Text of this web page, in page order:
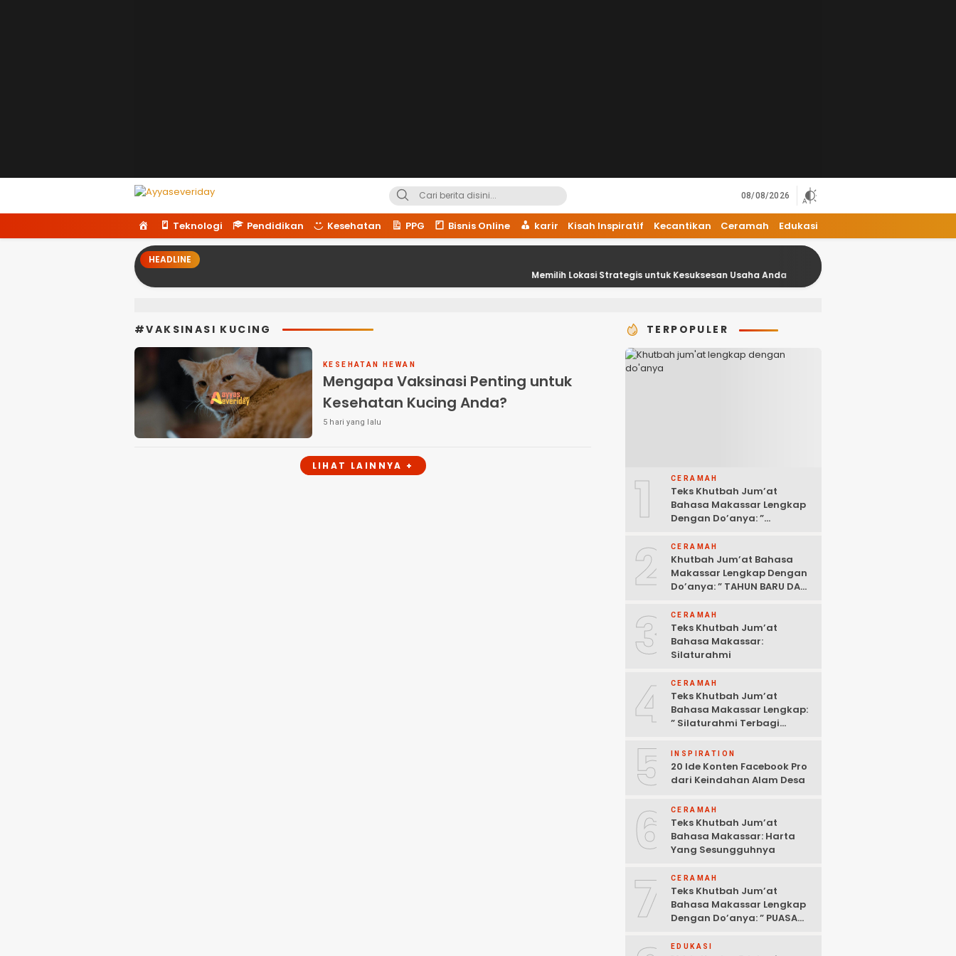
Ayyaseveriday
Beragam Informasi Hari Ini
08/08/2026
o
m
e
Teknologi Pendidikan Kesehatan PPG Bisnis Online karir Kisah Inspiratif Kecantikan Ceramah Edukasi
HEADLINE
Memilih Lokasi Strategis untuk Kesuksesan Usaha Anda
18 Kesalahan Umum dalam Bisnis
#VAKSINASI KUCING
KESEHATAN HEWAN
Mengapa Vaksinasi Penting untuk
Kesehatan Kucing Anda?
5 hari yang lalu
LIHAT LAINNYA +
TERPOPULER
1 CERAMAH
Teks Khutbah Jum’at
Bahasa Makassar Lengkap
Dengan Do’anya: ”
2 CERAMAH
Khutbah Jum’at Bahasa
Makassar Lengkap Dengan
Do’anya: ” TAHUN BARU DAN
3 CERAMAH
Teks Khutbah Jum’at
Bahasa Makassar:
Silaturahmi
4 CERAMAH
Teks Khutbah Jum’at
Bahasa Makassar Lengkap:
” Silaturahmi Terbagi
5 INSPIRATION
20 Ide Konten Facebook Pro
dari Keindahan Alam Desa
6 CERAMAH
Teks Khutbah Jum’at
Bahasa Makassar: Harta
Yang Sesungguhnya
7 CERAMAH
Teks Khutbah Jum’at
Bahasa Makassar Lengkap
Dengan Do’anya: ” PUASA
HAWA NAFSU “
EDUKASI